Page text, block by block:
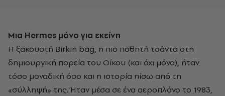
Μια Hermes μόνο για εκείνη
Η ξακουστή Birkin bag, η πιο ποθητή τσάντα στη
δημιουργική πορεία του Οίκου (και όχι μόνο), ήταν
τόσο μοναδική όσο και η ιστορία πίσω από τη
«σύλληψή» της. Ήταν μέσα σε ένα αεροπλάνο το 1983,